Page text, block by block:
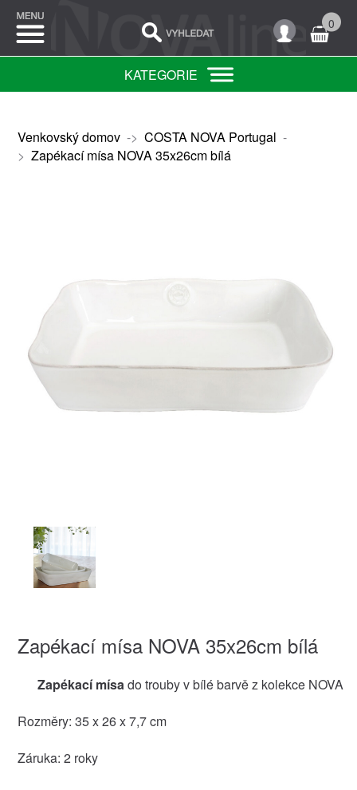
0
KATEGORIE
Venkovský domov-> COSTA NOVA Portugal -
> Zapékací mísa NOVA 35x26cm bílá
Zapékací mísa NOVA 35x26cm bílá
Zapékací mísado trouby v bílé barvě z kolekce NOVA
Rozměry: 35 x 26 x 7,7 cm
Záruka: 2 roky